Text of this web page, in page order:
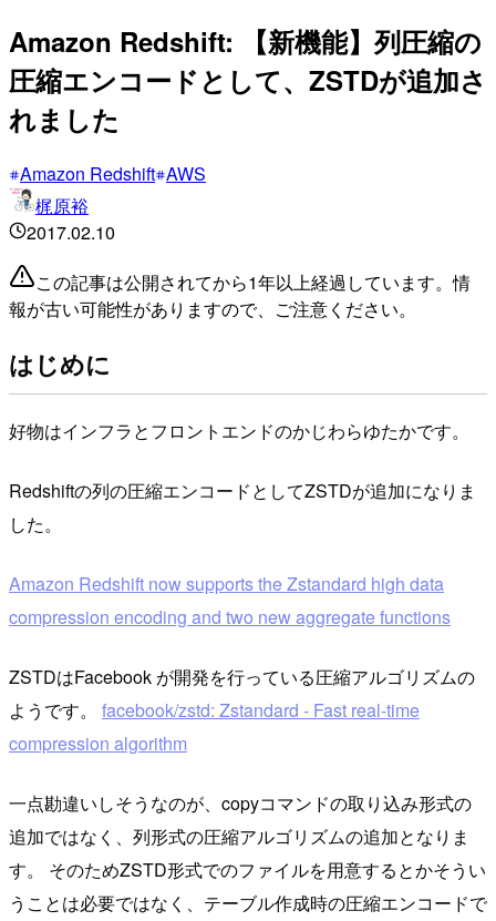
Amazon Redshift: 【新機能】列圧縮の
圧縮エンコードとして、ZSTDが追加さ
れました
Amazon Redshift AWS
梶原裕
2017.02.10
この記事は公開されてから1年以上経過しています。情
報が古い可能性がありますので、ご注意ください。
はじめに
好物はインフラとフロントエンドのかじわらゆたかです。
Redshiftの列の圧縮エンコードとしてZSTDが追加になりま
した。
Amazon Redshift now supports the Zstandard high data
compression encoding and two new aggregate functions
ZSTDはFacebook が開発を行っている圧縮アルゴリズムの
ようです。 facebook/zstd: Zstandard - Fast real-time
compression algorithm
一点勘違いしそうなのが、copyコマンドの取り込み形式の
追加ではなく、列形式の圧縮アルゴリズムの追加となりま
す。 そのためZSTD形式でのファイルを用意するとかそうい
うことは必要ではなく、テーブル作成時の圧縮エンコードで